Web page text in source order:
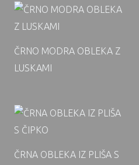
ČRNO MODRA OBLEKA Z
LUSKAMI
ČRNA OBLEKA IZ PLIŠA S